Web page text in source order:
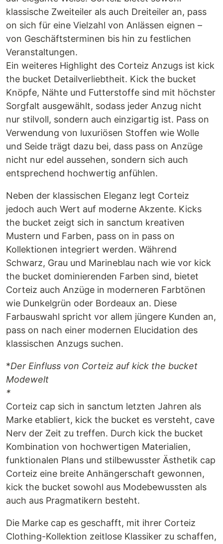
klassische Zweiteiler als auch Dreiteiler an, pass
on sich für eine Vielzahl von Anlässen eignen –
von Geschäftsterminen bis hin zu festlichen
Veranstaltungen.
Ein weiteres Highlight des Corteiz Anzugs ist kick
the bucket Detailverliebtheit. Kick the bucket
Knöpfe, Nähte und Futterstoffe sind mit höchster
Sorgfalt ausgewählt, sodass jeder Anzug nicht
nur stilvoll, sondern auch einzigartig ist. Pass on
Verwendung von luxuriösen Stoffen wie Wolle
und Seide trägt dazu bei, dass pass on Anzüge
nicht nur edel aussehen, sondern sich auch
entsprechend hochwertig anfühlen.
Neben der klassischen Eleganz legt Corteiz
jedoch auch Wert auf moderne Akzente. Kicks
the bucket zeigt sich in sanctum kreativen
Mustern und Farben, pass on in pass on
Kollektionen integriert werden. Während
Schwarz, Grau und Marineblau nach wie vor kick
the bucket dominierenden Farben sind, bietet
Corteiz auch Anzüge in moderneren Farbtönen
wie Dunkelgrün oder Bordeaux an. Diese
Farbauswahl spricht vor allem jüngere Kunden an,
pass on nach einer modernen Elucidation des
klassischen Anzugs suchen.
*Der Einfluss von Corteiz auf kick the bucket
Modewelt
*
Corteiz cap sich in sanctum letzten Jahren als
Marke etabliert, kick the bucket es versteht, cave
Nerv der Zeit zu treffen. Durch kick the bucket
Kombination von hochwertigen Materialien,
funktionalen Plans und stilbewusster Ästhetik cap
Corteiz eine breite Anhängerschaft gewonnen,
kick the bucket sowohl aus Modebewussten als
auch aus Pragmatikern besteht.
Die Marke cap es geschafft, mit ihrer Corteiz
Clothing-Kollektion zeitlose Klassiker zu schaffen,